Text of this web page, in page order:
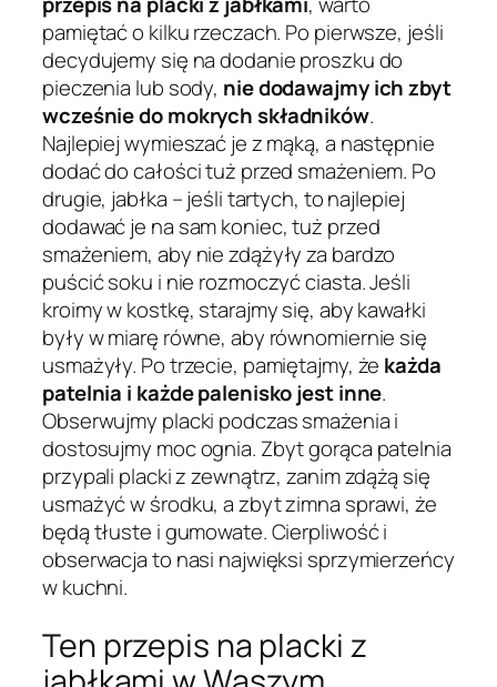
pamiętać o kilku rzeczach. Po pierwsze, jeśli
decydujemy się na dodanie proszku do
pieczenia lub sody, nie dodawajmy ich zbyt
wcześnie do mokrych składników.
Najlepiej wymieszać je z mąką, a następnie
dodać do całości tuż przed smażeniem. Po
drugie, jabłka – jeśli tartych, to najlepiej
dodawać je na sam koniec, tuż przed
smażeniem, aby nie zdążyły za bardzo
puścić soku i nie rozmoczyć ciasta. Jeśli
kroimy w kostkę, starajmy się, aby kawałki
były w miarę równe, aby równomiernie się
usmażyły. Po trzecie, pamiętajmy, że każda
patelnia i każde palenisko jest inne.
Obserwujmy placki podczas smażenia i
dostosujmy moc ognia. Zbyt gorąca patelnia
przypali placki z zewnątrz, zanim zdążą się
usmażyć w środku, a zbyt zimna sprawi, że
będą tłuste i gumowate. Cierpliwość i
obserwacja to nasi najwięksi sprzymierzeńcy
w kuchni.
Ten przepis na placki z